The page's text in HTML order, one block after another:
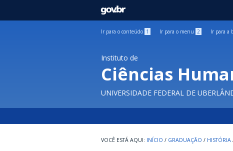
GOVBR
Ir para o conteúdo 1 Ir para o menu 2 Ir para a
Instituto de
Ciências
UNIVERSIDADE FEDERAL DE
INÍCIO / GRADUAÇÃO / HISTÓRIA